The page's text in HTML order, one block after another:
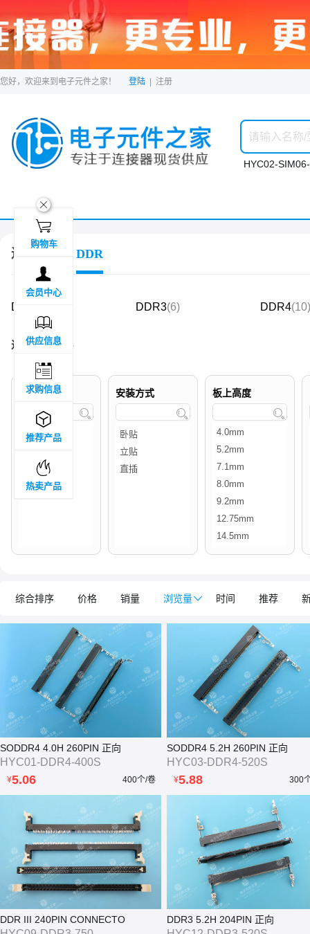
您好，欢迎来到电子元件之家！ 登陆 注册
HYC02-
连接器 DDR
DDR2 DDR3(6) DDR4(10)
过滤结果 : 15
品牌属地

安装方式

板上高度

综合排序 价格 销量 浏览量 时间 推荐
SODDR4 4.0H 260PIN 正向
HYC01-DDR4-400S
¥5.06 400个/卷
SODDR4 5.2H 260PIN 正向
HYC03-DDR4-520S
¥5.88 300
DDR III 240PIN CONNECTO DDR3 5.2H 204PIN 正向
ဆ

购物车

会员中心

供应信息

求购信息

推荐产品

热卖产品